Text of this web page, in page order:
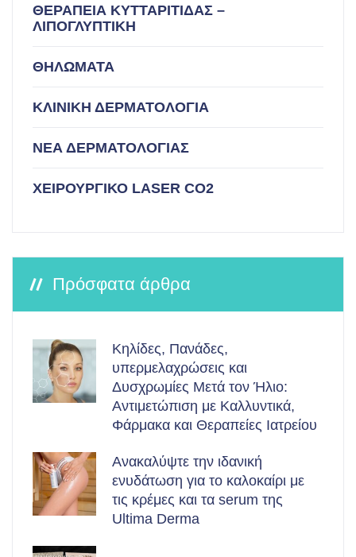
ΘΕΡΑΠΕΙΑ ΚΥΤΤΑΡΙΤΙΔΑΣ –
ΛΙΠΟΓΛΥΠΤΙΚΗ
ΘΗΛΩΜΑΤΑ
ΚΛΙΝΙΚΗ ΔΕΡΜΑΤΟΛΟΓΙΑ
ΝΕΑ ΔΕΡΜΑΤΟΛΟΓΙΑΣ
ΧΕΙΡΟΥΡΓΙΚΟ LASER CO2
Πρόσφατα άρθρα
Κηλίδες, Πανάδες,
υπερμελαχρώσεις και
Δυσχρωμίες Μετά τον Ήλιο:
Αντιμετώπιση με Καλλυντικά,
Φάρμακα και Θεραπείες Ιατρείου
Ανακαλύψτε την ιδανική
ενυδάτωση για το καλοκαίρι με
τις κρέμες και τα serum της
Ultima Derma